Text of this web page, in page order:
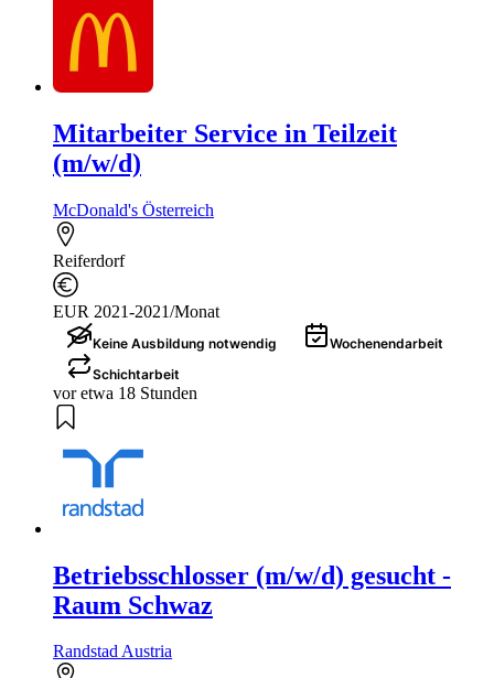
Mitarbeiter Service in Teilzeit
(m/w/d)
McDonald's Österreich
Reiferdorf
EUR 2021-2021/Monat
Keine Ausbildung notwendig
Wochenendarbeit
Schichtarbeit
vor etwa 18 Stunden
Betriebsschlosser (m/w/d) gesucht -
Raum Schwaz
Randstad Austria